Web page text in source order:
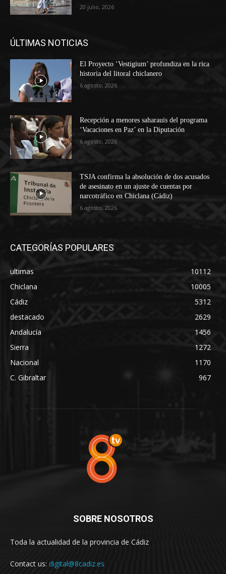
20 julio, 2026
ÚLTIMAS NOTICIAS
El Proyecto ‘Vestigium’ profundiza en la rica
historia del litoral chiclanero
6 agosto, 2026
Recepción a menores saharauis del programa
‘Vacaciones en Paz’ en la Diputación
6 agosto, 2026
TSJA confirma la absolución de dos acusados
de asesinato en un ajuste de cuentas por
narcotráfico en Chiclana (Cádiz)
6 agosto, 2026
CATEGORÍAS POPULARES
ultimas
10112
Chiclana
10005
Cádiz
5312
destacado
2629
Andalucía
1456
Sierra
1272
Nacional
1170
C. Gibraltar
967
SOBRE NOSOTROS
Toda la actualidad de la provincia de Cádiz
Contact us: digital@8cadiz.es